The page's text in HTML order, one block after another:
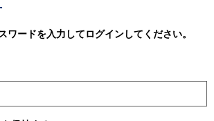
ワードを入力してログインしてください。